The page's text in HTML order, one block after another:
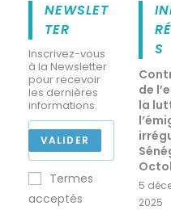
NEWSLET
TER
Inscrivez-vous
à la Newsletter
pour recevoir
les dernières
informations.
VALIDER
Termes
acceptés
S
de
la
5
2025